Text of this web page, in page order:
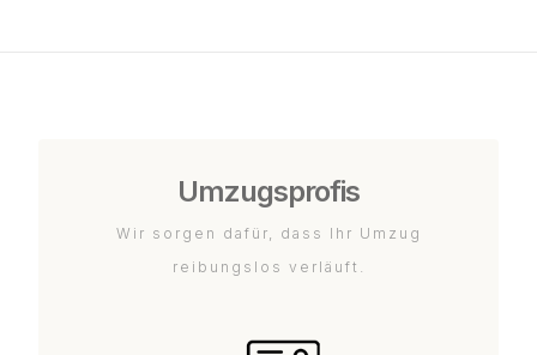
Umzugsprofis
Wir sorgen dafür, dass Ihr Umzug
reibungslos verläuft.